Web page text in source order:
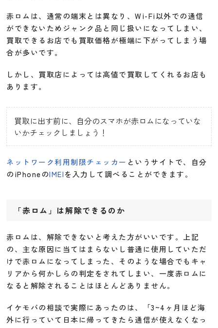
赤ロムは、通常の端末とは異なり、Wi-Fi以外での通信
ができないためジャンク品と同じ扱いになってしまい、
買取できるお店でも買取価格が極端に下がってしまう場
合が多いです。
しかし、買取店によっては高値で買取してくれるお店も
あります。
買取に出す前に、自分のスマホが赤ロムになっていな
いかチェックしましょう！
ネットワーク利用制限チェッカー というサイトで、自分
のiPhoneのIMEIを入力して調べることができます。
「赤ロム」は解除できるのか
赤ロムは、解除できないと考えた方がいいです。上記
の、主な原因に当てはまらないし普通に使用していただ
けで赤ロムになってしまった、そのような場合でもキャ
リアから何かしらの判定をされてしまい、一度赤ロムに
なると解除されることはほとんどありません。
イケモバの相談で実際にあったのは、「3~4ヶ月ほど海
外に行っていて日本に帰ってきたら通信が使えなくなっ